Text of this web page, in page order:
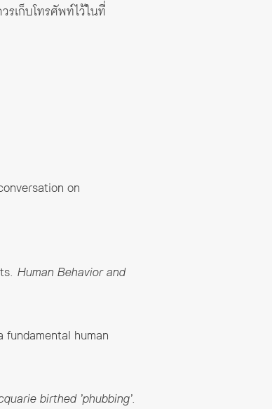
รเก็บโทรศัพท์ไว้ในที่
on
Human Behavior and
human
birthed ’phubbing’.